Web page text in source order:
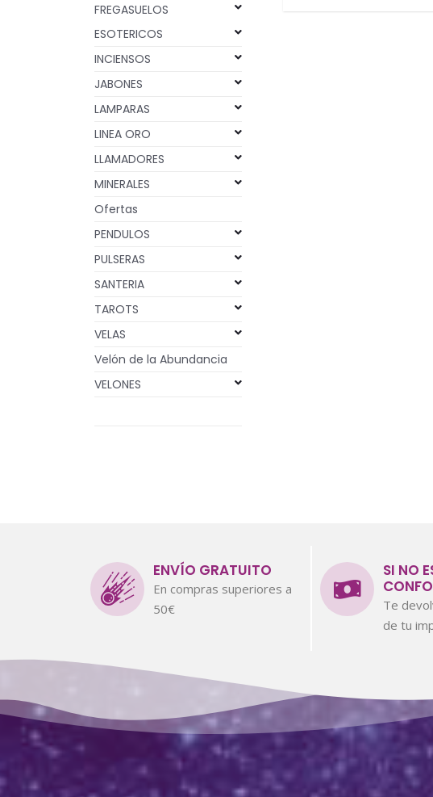
FREGASUELOS
ESOTERICOS
INCIENSOS
JABONES
LAMPARAS
LINEA ORO
LLAMADORES
MINERALES
Ofertas
PENDULOS
PULSERAS
SANTERIA
TAROTS
VELAS
Velón de la Abundancia
VELONES
ENVÍO GRATUITO
En compras superiores a
50€
SI NO
Te
de tu